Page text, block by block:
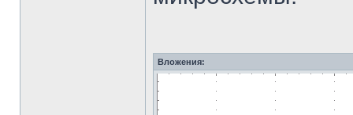
Вложения: